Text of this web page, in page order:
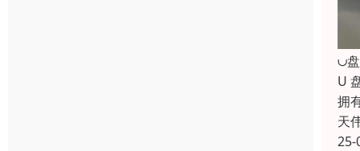
∪
U
拥
天
25-